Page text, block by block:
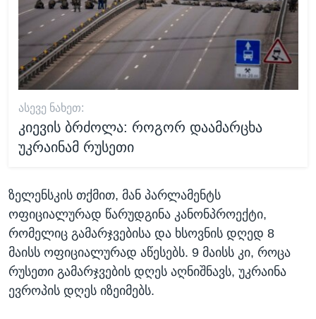
ᲐᲡᲔᲕᲔ ᲜᲐᲮᲔᲗ:
კიევის ბრძოლა: როგორ დაამარცხა
უკრაინამ რუსეთი
ზელენსკის თქმით, მან პარლამენტს
ოფიციალურად წარუდგინა კანონპროექტი,
რომელიც გამარჯვებისა და ხსოვნის დღედ 8
მაისს ოფიციალურად აწესებს. 9 მაისს კი, როცა
რუსეთი გამარჯვების დღეს აღნიშნავს, უკრაინა
ევროპის დღეს იზეიმებს.